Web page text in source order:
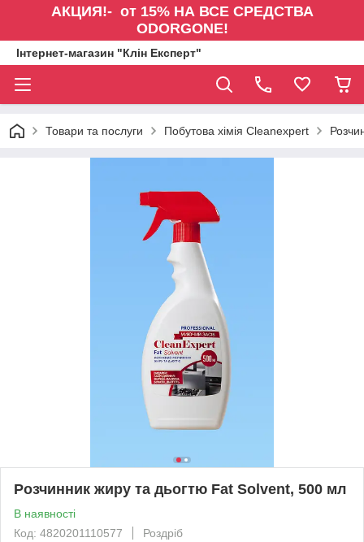
АКЦИЯ!- от 15% НА ВСЕ СРЕДСТВА
ODORGONE!
Інтернет-магазин "Клін Експерт"
Товари та послуги Побутова хімія Cleanexpert
Розчинник жиру та дьогтю Fat Solvent, 500 мл
В наявності
Код: 4820201110577
Роздріб